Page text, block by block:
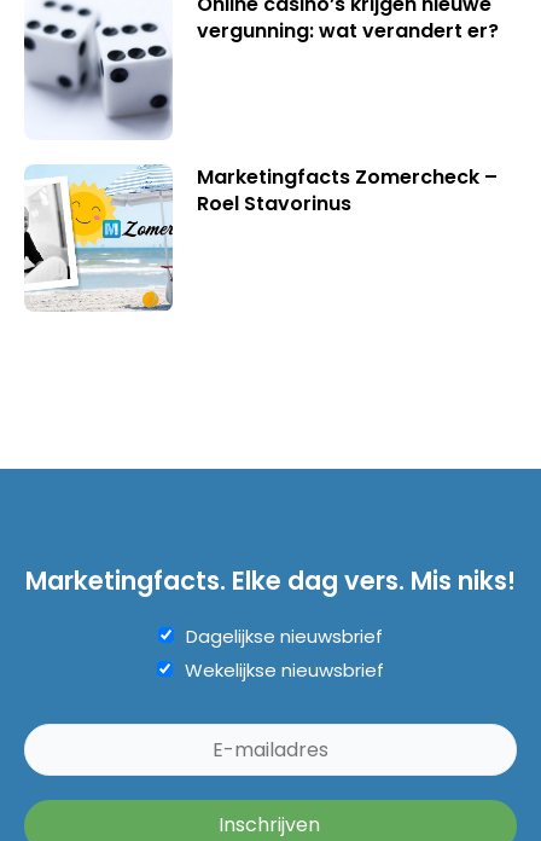
vergunning: wat verandert er?
Marketingfacts Zomercheck –
Roel Stavorinus
Marketingfacts. Elke dag vers. Mis niks!
Dagelijkse nieuwsbrief
Wekelijkse nieuwsbrief